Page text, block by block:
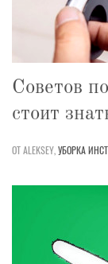
Советов
стоит
ОТ ALEKSEY,УБОРКА